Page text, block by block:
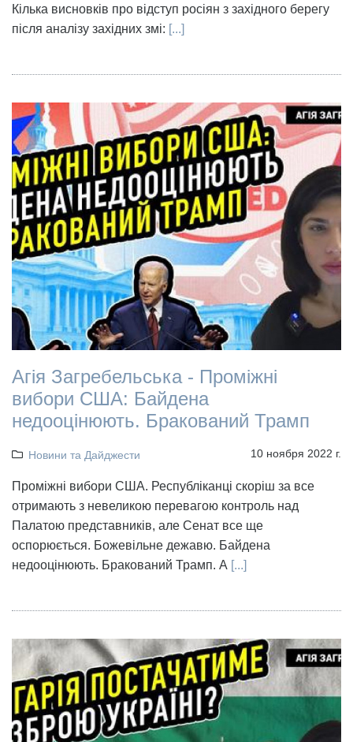
Кілька висновків про відступ росіян з західного берегу
після аналізу західних змі: [...]
Агія Загребельська - Проміжні
вибори США: Байдена
недооцінюють. Бракований Трамп
Новини та Дайджести 10 ноября 2022 г.
Проміжні вибори США. Республіканці скоріш за все
отримають з невеликою перевагою контроль над
Палатою представників, але Сенат все ще
оспорюється. Божевільне дежавю. Байдена
недооцінюють. Бракований Трамп. А [...]